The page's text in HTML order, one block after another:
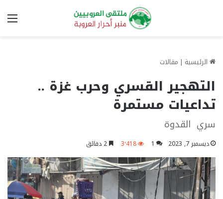
الرئيسية | مقالات
التهجير القسري وحرب غزة ..
تداعيات مستمرة
سري القدوة
ديسمبر 7, 2023 1 3٬418